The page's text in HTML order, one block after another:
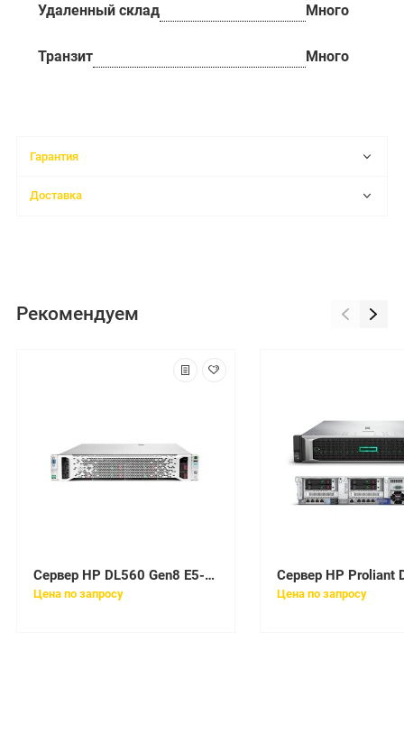
Удаленный склад Много
Транзит Много
Гарантия
Доставка
Рекомендуем
Сервер HP DL560 Gen8 E5-4640v2 128GB EU Svr [732342-421]
Цена по запросу Цена по запросу